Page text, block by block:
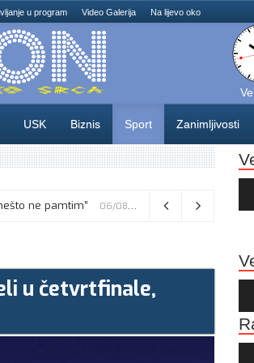
u program Video Galerija Na lijevo oko
USK Biznis Sport Zanimljivosti
ne pamtim” 06/08/2026
u četvrtfinale,